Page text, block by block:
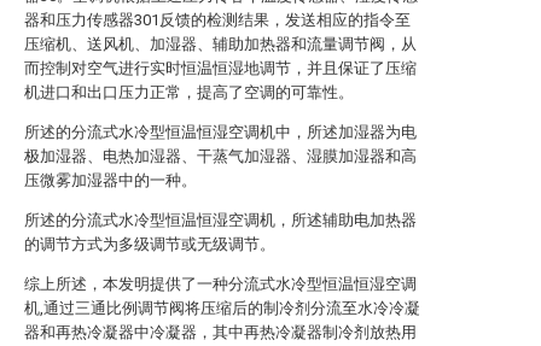
器和压力传感器301反馈的检测结果，发送相应的指令至
压缩机、送风机、加湿器、辅助加热器和流量调节阀，从
而控制对空气进行实时恒温恒湿地调节，并且保证了压缩
机进口和出口压力正常，提高了空调的可靠性。
所述的分流式水冷型恒温恒湿空调机中，所述加湿器为电
极加湿器、电热加湿器、干蒸气加湿器、湿膜加湿器和高
压微雾加湿器中的一种。
所述的分流式水冷型恒温恒湿空调机，所述辅助电加热器
的调节方式为多级调节或无级调节。
综上所述，本发明提供了一种分流式水冷型恒温恒湿空调
机,通过三通比例调节阀将压缩后的制冷剂分流至水冷冷凝
器和再热冷凝器中冷凝器，其中再热冷凝器制冷剂放热用